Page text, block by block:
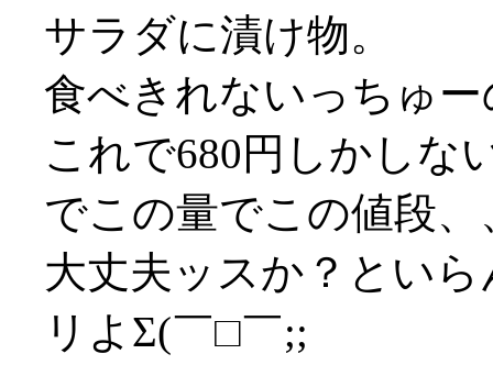
サラダに漬け物。
食べきれないっちゅー
これで680円しかしな
でこの量でこの値段、
大丈夫ッスか？とい
リよΣ(￣□￣;;